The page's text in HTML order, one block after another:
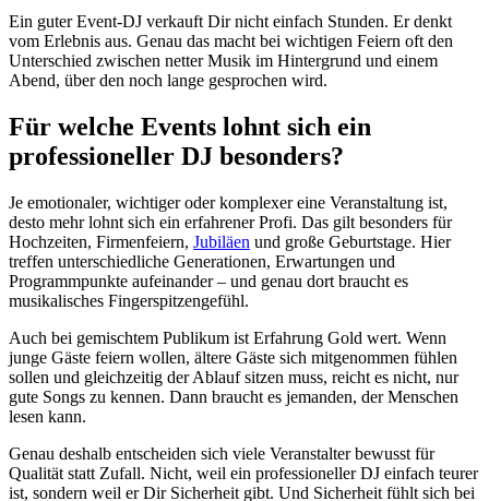
Ein guter Event-DJ verkauft Dir nicht einfach Stunden. Er denkt
vom Erlebnis aus. Genau das macht bei wichtigen Feiern oft den
Unterschied zwischen netter Musik im Hintergrund und einem
Abend, über den noch lange gesprochen wird.
Für welche Events lohnt sich ein
professioneller DJ besonders?
Je emotionaler, wichtiger oder komplexer eine Veranstaltung ist,
desto mehr lohnt sich ein erfahrener Profi. Das gilt besonders für
Hochzeiten, Firmenfeiern, Jubiläen und große Geburtstage. Hier
treffen unterschiedliche Generationen, Erwartungen und
Programmpunkte aufeinander – und genau dort braucht es
musikalisches Fingerspitzengefühl.
Auch bei gemischtem Publikum ist Erfahrung Gold wert. Wenn
junge Gäste feiern wollen, ältere Gäste sich mitgenommen fühlen
sollen und gleichzeitig der Ablauf sitzen muss, reicht es nicht, nur
gute Songs zu kennen. Dann braucht es jemanden, der Menschen
lesen kann.
Genau deshalb entscheiden sich viele Veranstalter bewusst für
Qualität statt Zufall. Nicht, weil ein professioneller DJ einfach teurer
ist, sondern weil er Dir Sicherheit gibt. Und Sicherheit fühlt sich bei